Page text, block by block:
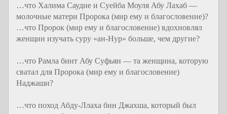
…что Халима Саудие и Суейба Моуля Абу Лахаб —
молочные матери Пророка (мир ему и благословение)?
…что Пророк (мир ему и благословение) вдохновлял
женщин изучать суру «ан-Нур» больше, чем другие?
…что Рамла бинт Абу Суфьян — та женщина, которую
сватал для Пророка (мир ему и благословение)
Наджаши?
…что поход Абду-Ллаха бин Джахша, который был